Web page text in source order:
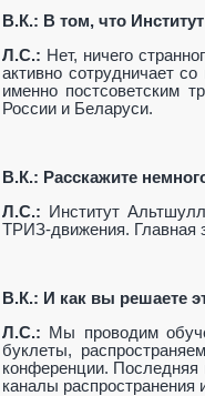
В.К.: В том, что
Л.С.: Нет, ничего
активно сотрудничает
именно постсоветским
России и Беларуси.
В.К.: Расскажите
Л.С.:
Институт
ТРИЗ-движения. Главная
В.К.: И как вы решаете
Л.С.:
Мы проводим
буклеты,
конференции.
каналы распространения